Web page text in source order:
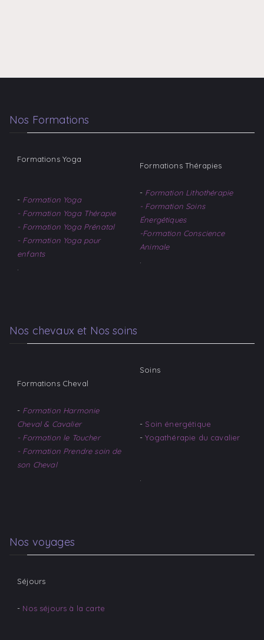
Nos Formations
Formations Yoga
- Formation Yoga
- Formation Yoga Thérapie
- Formation Yoga Prénatal
- Formation Yoga pour
enfants
Formations Thérapies
- Formation Lithothérapie
- Formation Soins
Énergétiques
-Formation Conscience
Animale
Nos chevaux et Nos soins
Formations Cheval
- Formation Harmonie
Cheval & Cavalier
- Formation le Toucher
- Formation Prendre soin de
son Cheval
Soins
- Soin énergétique
-Yogathérapie du cavalier​
Nos voyages
Séjours
- Nos séjours à la carte